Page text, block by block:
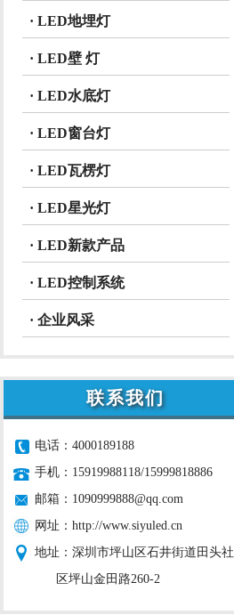
· LED地埋灯
· LED壁 灯
· LED水底灯
· LED窗台灯
· LED瓦楞灯
· LED星光灯
· LED新款产品
· LED控制系统
· 企业风采
联系我们
电话：4000189188
手机：15919988118/15999818886
邮箱： 1090999888@qq.com
网址： http://www.siyuled.cn
地址：深圳市坪山区石井街道田头社
区坪山金田路260-2